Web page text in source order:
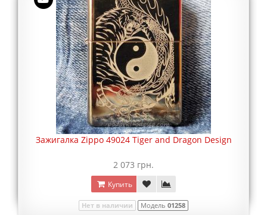
Зажигалка Zippo 49024 Tiger and Dragon Design
2 073 грн.
Купить
Нет в наличии Модель 01258